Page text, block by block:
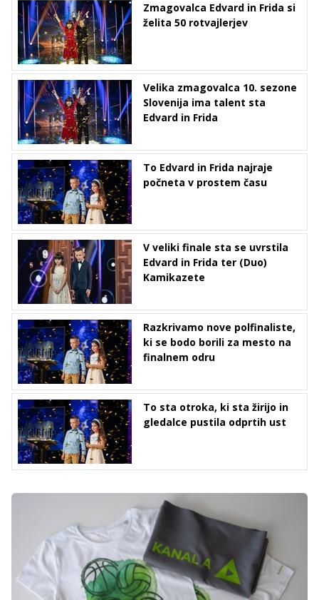
Zmagovalca Edvard in Frida si
želita 50 rotvajlerjev
Velika zmagovalca 10. sezone
Slovenija ima talent sta
Edvard in Frida
To Edvard in Frida najraje
počneta v prostem času
V veliki finale sta se uvrstila
Edvard in Frida ter (Duo)
Kamikazete
Razkrivamo nove polfinaliste,
ki se bodo borili za mesto na
finalnem odru
To sta otroka, ki sta žirijo in
gledalce pustila odprtih ust